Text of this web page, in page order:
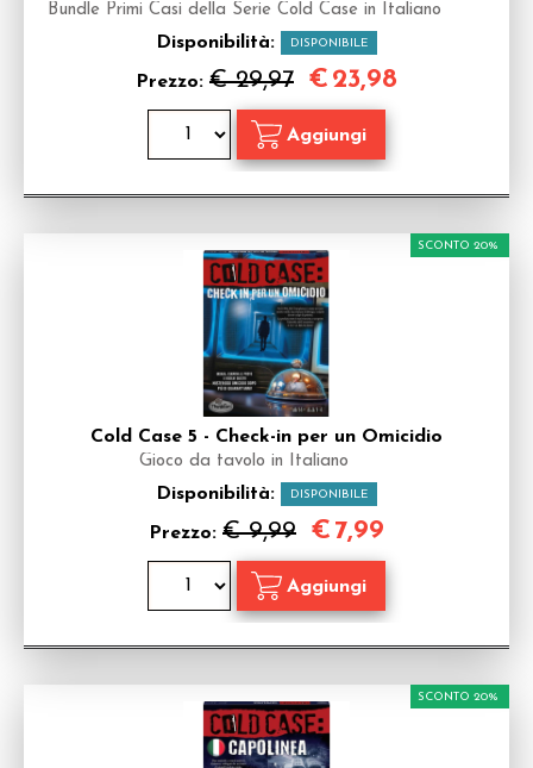
Bundle Primi Casi della Serie Cold Case in Italiano
Disponibilità: DISPONIBILE
Prezzo: € 29,97 € 23,98
Cold Case 5 - Check-in per un Omicidio
Gioco da tavolo in Italiano
Disponibilità: DISPONIBILE
Prezzo: € 9,99
SCONTO 20%
€ 7,99
SCONTO 20%